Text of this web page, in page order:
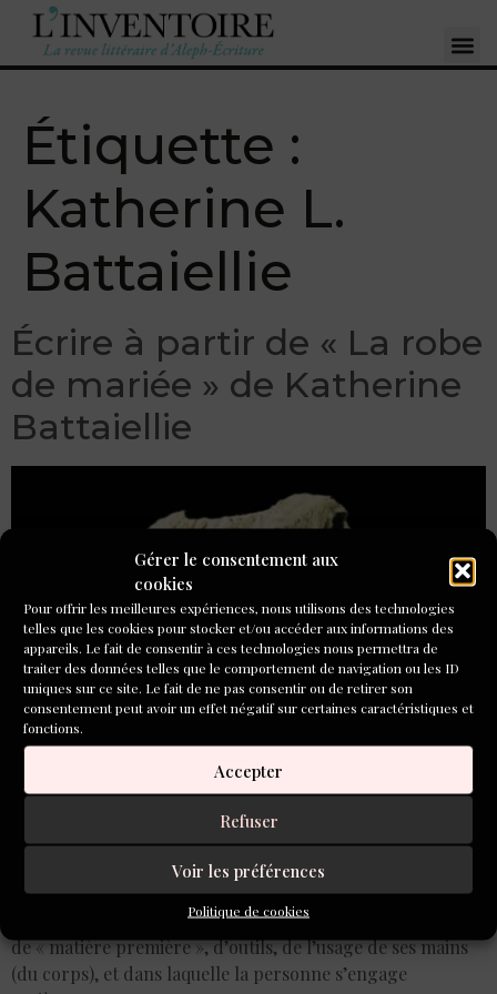
Gérer le consentement aux
cookies
Pour offrir les meilleures expériences, nous utilisons des technologies
telles que les cookies pour stocker et/ou accéder aux informations des
appareils. Le fait de consentir à ces technologies nous permettra de
traiter des données telles que le comportement de navigation ou les ID
uniques sur ce site. Le fait de ne pas consentir ou de retirer son
consentement peut avoir un effet négatif sur certaines caractéristiques et
fonctions.
Accepter
Refuser
Voir les préférences
Politique de cookies
Étiquette :
Katherine L.
Battaiellie
Écrire à partir de « La robe
de mariée » de Katherine
Battaiellie
Ce que je vous propose, c’est d’écrire à propos d’une
création, d’une fabrication, mais pas forcement dans un
contexte aussi dramatique.
Il peut s’agir de tout acte de création, de fabrication,
artistique ou non : toute activité qui nécessite l’utilisation
de « matière première », d’outils, de l’usage de ses mains
(du corps), et dans laquelle la personne s’engage